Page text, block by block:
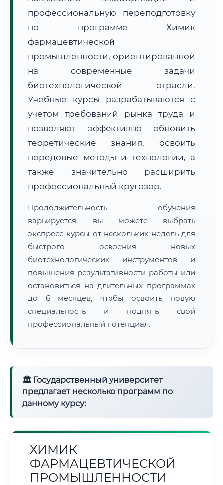
Расчет логистики оригиналов:
~2 452 км
• Экспресс-доставка СДЭК / Почтой:4–6 рабочих дней
📜 Документы и аккредитация
🔍Нажмите на документ для увеличения и просмотра
профессиональную переподготовку
по программе Химик
фармацевтической
промышленности, ориентированной
на современные задачи
биотехнологической отрасли.
Учебные курсы разрабатываются с
учётом требований рынка труда и
позволяют эффективно обновить
теоретические знания, освоить
передовые методы и технологии, а
также значительно расширить
профессиональный кругозор.
Продолжительность обучения
варьируется: вы можете выбрать
экспресс-курсы от нескольких недель для
быстрого освоения новых
биотехнологических инструментов и
повышения результативности работы или
остановиться на длительных программах
до 6 месяцев, чтобы освоить новую
специальность и поднять свой
профессиональный потенциал.
🏛 Государственный университет
предлагает несколько программ по
данному курсу:
ХИМИК
ФАРМАЦЕВТИЧЕСКОЙ
ПРОМЫШЛЕННОСТИ